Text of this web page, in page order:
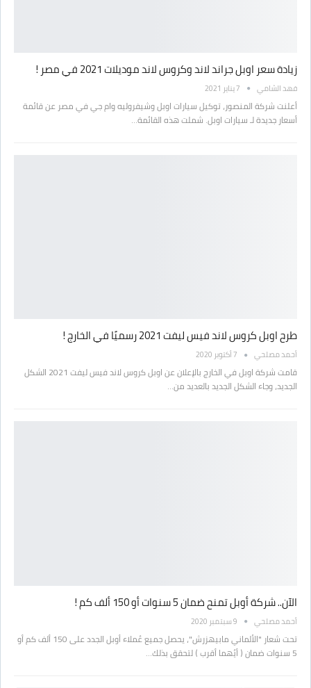
زيادة سعر اوبل جراند لاند وكروس لاند موديلات 2021 في مصر !
فهد الشامي 7 يناير 2021
أعلنت شركة المنصور، توكيل سيارات اوبل وشيفروليه وام جي في مصر عن قائمة
أسعار جديدة لـ سيارات اوبل. شملت هذه القائمة…
طرح اوبل كروس لاند فيس ليفت 2021 رسميًا في الخارج !
أحمد مصلحي 7 أكتوبر 2020
قامت شركة اوبل في الخارج بالإعلان عن اوبل كروس لاند فيس ليفت 2021 الشكل
الجديد، وجاء الشكل الجديد بالعديد من…
الآن.. شركة أوبل تمنح ضمان 5 سنوات أو 150 ألف كم !
أحمد مصلحي 9 سبتمبر 2020
تحت شعار "الألماني مابيهزرش"، يحصل جميع عُملاء أوبل الجدد على 150 ألف كم أو
5 سنوات ضمان ( أيُهما أقرب ) لتحقق بذلك…